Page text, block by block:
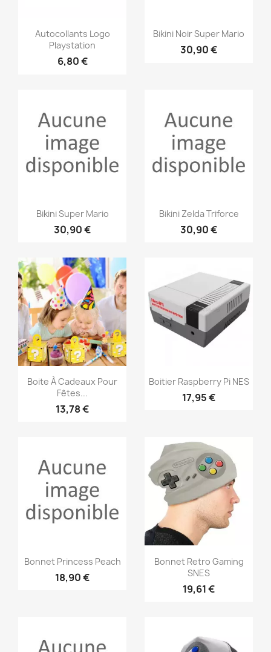
Aperçu rapide
Autocollants Logo
Playstation
6,80 €
Aperçu rapide
Bikini Noir Super Mario
30,90 €
Aperçu rapide
Bikini Super Mario
30,90 €
Aperçu rapide
Bikini Zelda Triforce
30,90 €
Aperçu rapide
Boite À Cadeaux Pour
Fêtes...
13,78 €
Aperçu rapide
Boitier Raspberry Pi NES
17,95 €
Aperçu rapide
Bonnet Princess Peach
18,90 €
Aperçu rapide
Bonnet Retro Gaming
SNES
19,61 €